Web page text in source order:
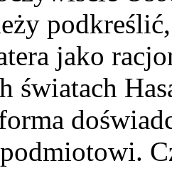
jako
światach